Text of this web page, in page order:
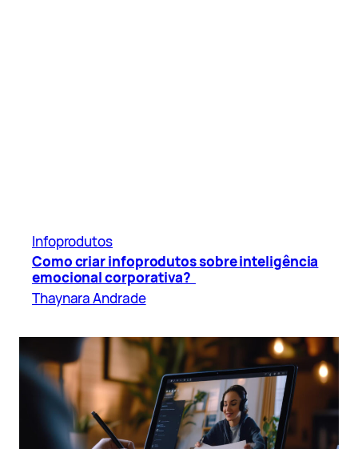
Infoprodutos
Como criar infoprodutos sobre inteligência
emocional corporativa?
Thaynara Andrade